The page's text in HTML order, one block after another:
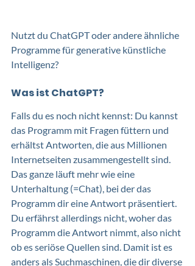
Nutzt du ChatGPT oder andere ähnliche
Programme für generative künstliche
Intelligenz?
Was ist ChatGPT?
Falls du es noch nicht kennst: Du kannst
das Programm mit Fragen füttern und
erhältst Antworten, die aus Millionen
Internetseiten zusammengestellt sind.
Das ganze läuft mehr wie eine
Unterhaltung (=Chat), bei der das
Programm dir eine Antwort präsentiert.
Du erfährst allerdings nicht, woher das
Programm die Antwort nimmt, also nicht
ob es seriöse Quellen sind. Damit ist es
anders als Suchmaschinen, die dir diverse